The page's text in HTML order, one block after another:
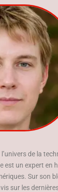
de la
est un expert en
Sur son
sur les